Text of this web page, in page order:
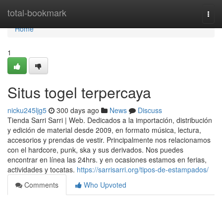
total-bookmark
Home
Home
1
Situs togel terpercaya
nicku245ljg5 300 days ago News
Discuss
Tienda Sarri Sarri | Web. Dedicados a la importación, distribución
y edición de material desde 2009, en formato música, lectura,
accesorios y prendas de vestir. Principalmente nos relacionamos
con el hardcore, punk, ska y sus derivados. Nos puedes
encontrar en línea las 24hrs. y en ocasiones estamos en ferias,
actividades y tocatas. https://sarrisarri.org/tipos-de-estampados/
Comments
Who Upvoted